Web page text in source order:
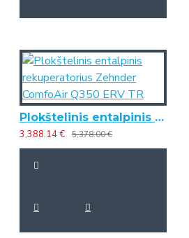
Plokštelinis entalpinis rekuperatorius Zehnder ComfoAir Q350 ERV TR
3,388.14 € 5,378.00 €